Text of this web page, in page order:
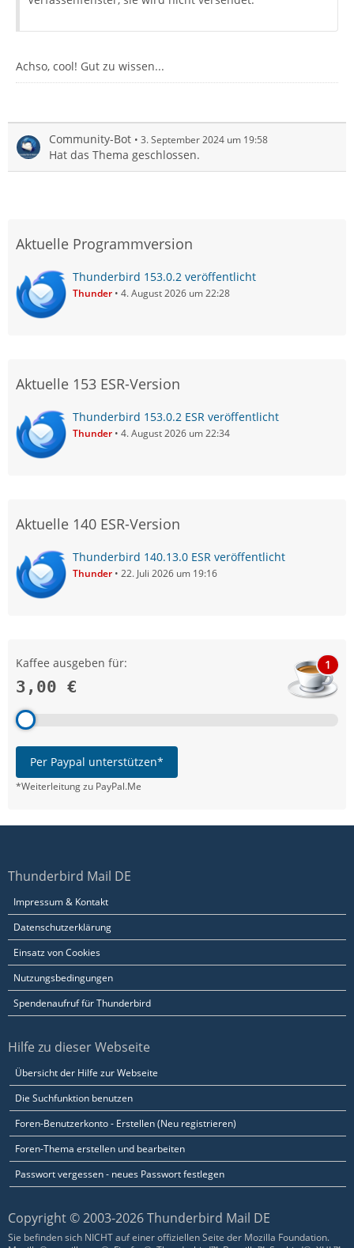
Achso, cool! Gut zu wissen...
Community-Bot 3. September 2024 um 19:58
Hat das Thema geschlossen.
Aktuelle Programmversion
Thunderbird 153.0.2 veröffentlicht
Thunder 4. August 2026 um 22:28
Aktuelle 153 ESR-Version
Thunderbird 153.0.2 ESR veröffentlicht
Thunder 4. August 2026 um 22:34
Aktuelle 140 ESR-Version
Thunderbird 140.13.0 ESR veröffentlicht
Thunder 22. Juli 2026 um 19:16
Kaffee ausgeben für:
3,00 €
1
Per Paypal unterstützen*
*Weiterleitung zu PayPal.Me
Thunderbird Mail DE
Impressum & Kontakt
Datenschutzerklärung
Einsatz von Cookies
Nutzungsbedingungen
Spendenaufruf für Thunderbird
Hilfe zu dieser Webseite
Übersicht der Hilfe zur Webseite
Die Suchfunktion benutzen
Foren-Benutzerkonto - Erstellen (Neu registrieren)
Foren-Thema erstellen und bearbeiten
Passwort vergessen - neues Passwort festlegen
Copyright © 2003-2026 Thunderbird Mail DE
Sie befinden sich NICHT auf einer offiziellen Seite der Mozilla Foundation.